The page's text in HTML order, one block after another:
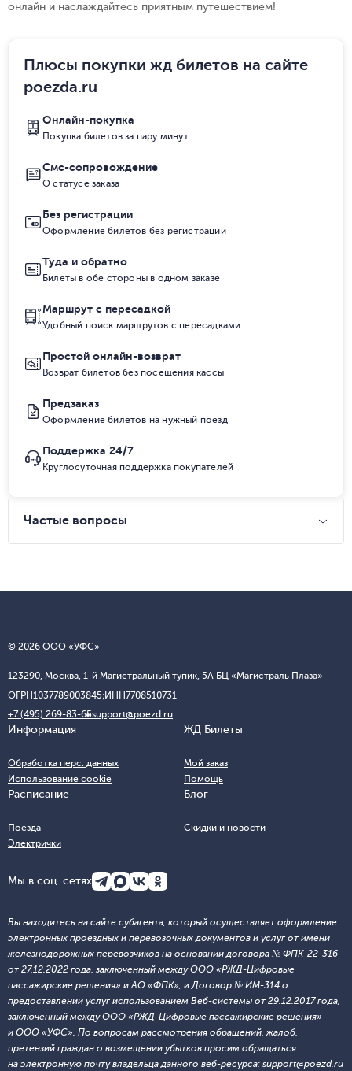
онлайн и наслаждайтесь приятным путешествием!
Плюсы покупки жд билетов на сайте
poezda.ru
Онлайн-покупка
Покупка билетов за пару минут
Смс-сопровождение
О статусе заказа
Без регистрации
Оформление билетов без регистрации
Туда и обратно
Билеты в обе стороны в одном заказе
Маршрут с пересадкой
Удобный поиск маршрутов с пересадками
Простой онлайн-возврат
Возврат билетов без посещения кассы
Предзаказ
Оформление билетов на нужный поезд
Поддержка 24/7
Круглосуточная поддержка покупателей
Частые вопросы
© 2026 ООО «УФС»
123290, Москва, 1-й Магистральный тупик, 5А БЦ «Магистраль Плаза»
ОГРН1037789003845;ИНН7708510731
+7 (495) 269-83-65support@poezd.ru
Информация
Обработка перс. данных
Использование cookie
ЖД Билеты
Мой заказ
Помощь
Расписание
Поезда
Электрички
Блог
Скидки и новости
Мы в соц. сетях
Вы находитесь на сайте субагента, который осуществляет оформление
электронных проездных и перевозочных документов и услуг от имени
железнодорожных перевозчиков на основании договора № ФПК-22-316
от 27.12.2022 года, заключенный между ООО «РЖД-Цифровые
пассажирские решения» и АО «ФПК», и Договор № ИМ-314 о
предоставлении услуг использованием Веб-системы от 29.12.2017 года,
заключенный между ООО «РЖД-Цифровые пассажирские решения»
и ООО «УФС». По вопросам рассмотрения обращений, жалоб,
претензий граждан о возмещении убытков просим обращаться
на электронную почту владельца данного веб-ресурса: support@poezd.ru